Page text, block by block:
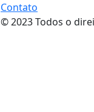
Contato
© 2023 Todos o